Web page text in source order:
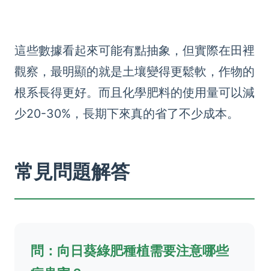
這些數據看起來可能有點抽象，但實際在田裡
觀察，最明顯的就是土壤變得更鬆軟，作物的
根系長得更好。而且化學肥料的使用量可以減
少20-30%，長期下來真的省了不少成本。
常見問題解答
問：向日葵綠肥種植需要注意哪些